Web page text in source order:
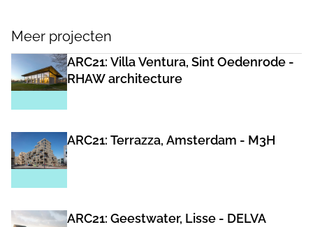
Meer projecten
ARC21: Villa Ventura, Sint Oedenrode -
RHAW architecture
ARC21: Terrazza, Amsterdam - M3H
ARC21: Geestwater, Lisse - DELVA